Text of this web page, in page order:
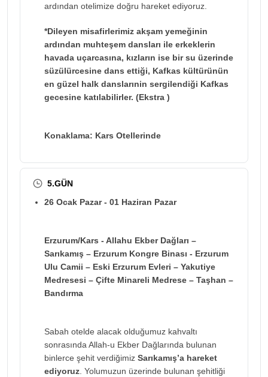
ardından otelimize doğru hareket ediyoruz.
*Dileyen misafirlerimiz akşam yemeğinin
ardından muhteşem dansları ile erkeklerin
havada uçarcasına, kızların ise bir su üzerinde
süzülürcesine dans ettiği, Kafkas kültürünün
en güzel halk danslarınin sergilendiği Kafkas
gecesine katılabilirler. (Ekstra )
Konaklama: Kars Otellerinde
5.GÜN
26 Ocak Pazar - 01 Haziran Pazar
Erzurum/Kars - Allahu Ekber Dağları –
Sarıkamış – Erzurum Kongre Binası - Erzurum
Ulu Camii – Eski Erzurum Evleri – Yakutiye
Medresesi – Çifte Minareli Medrese – Taşhan –
Bandırma
Sabah otelde alacak olduğumuz kahvaltı
sonrasında Allah-u Ekber Dağlarında bulunan
binlerce şehit verdiğimiz Sarıkamış’a hareket
ediyoruz . Yolumuzun üzerinde bulunan şehitliği